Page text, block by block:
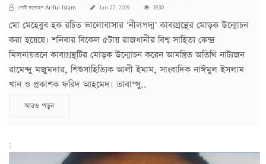
পোস্ট করেছেনAriful Islam Jan 27, 2019 1830
মো মেহেবুব হক রচিত ভালোবাসার ‘নীলপদ্ম’ কাব্যগ্রন্থের মোড়ক উন্মোচন
করা হয়েছে। শনিবার বিকেল ৫টায় রাজধানীর বিশ্ব সাহিত্য কেন্দ্র
মিলনায়তনে কাব্যগ্রন্থটির মোড়ক উন্মোচন করেন আমন্ত্রিত অতিথি নাট্যজন
রামেন্দু মজুমদার, শিশুসাহিত্যিক আলী ইমাম, সাংবাদিক নাঈমুল ইসলাম
খান ও প্রকাশক ফরিদ আহমেদ। তাবাস্সু..
আরও পড়ুন
;